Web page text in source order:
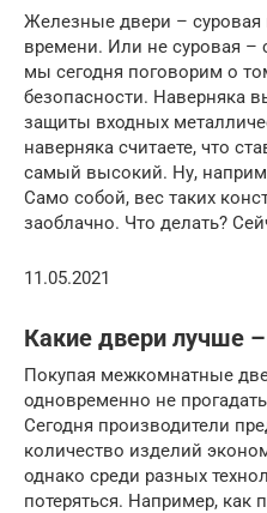
Железные двери – суровая
времени. Или не суровая –
мы сегодня поговорим о
безопасности. Наверняка
защиты входных
наверняка считаете, что
самый высокий. Ну,
Само собой, вес таких
заоблачно. Что делать?
11.05.2021
Какие двери лучше
Покупая межкомнатные
одновременно не
Сегодня производители
количество изделий
однако среди разных
потеряться. Например, как